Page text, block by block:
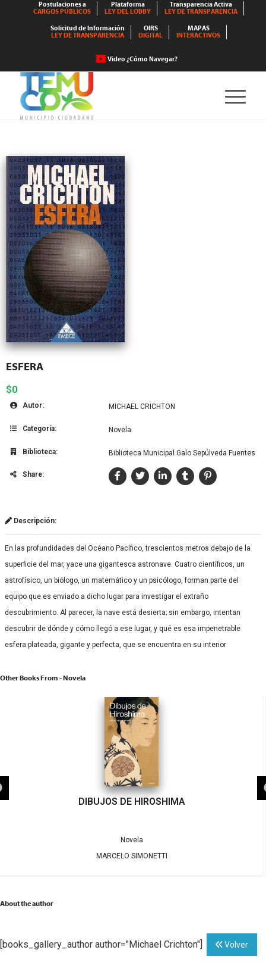
Postulaciones a
CARGOS PÚBLICOS
Plataforma
LEY DEL LOBBY
Transparencia Activa
LEY DE TRANSPARENCIA
Solicitud de Información
LEY DE TRANSPARENCIA
OIRS
DIGITAL
MAPAS
INTERACTIVOS
Video ¿Cómo Navegar?
ESFERA
$0
Autor: MICHAEL CRICHTON
Categoría: Novela
Biblioteca: Biblioteca Municipal Galo Sepúlveda Fuentes
Share:
Descripción:
En las profundidades del Océano Pacífico, trescientos metros debajo de la
superficie del mar, yace una gigantesca astronave. Cuatro científicos, un
astrofísico, un biólogo, un matemático y un psicólogo, forman parte del
equipo que es enviado a dicho lugar para investigar el extraño
descubrimiento. Al parecer, la nave está desierta; sin embargo, intentan
descubrir de dónde y cómo llegó a ese lugar, y qué es esa impenetrable
esfera plateada, gigante y perfecta, que se encuentra en su interior
Other Books From - Novela
DIBUJOS DE HIROSHIMA
Novela
MARCELO SIMONETTI
About the author
[books_gallery_author author="Michael Crichton"] Volver